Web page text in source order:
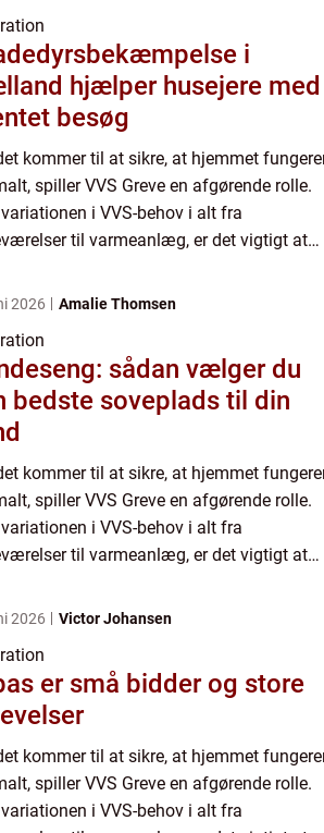
i
hjælper husejere med
besøg
kommer til at sikre, at hjemmet
spiller VVS Greve en afgørende rolle.
i VVS-behov i alt fra
til varmeanlæg, er det vigtigt at
2026 Amalie Thomsen
sådan vælger du
bedste soveplads til din
kommer til at sikre, at hjemmet
spiller VVS Greve en afgørende rolle.
i VVS-behov i alt fra
til varmeanlæg, er det vigtigt at
2026 Victor Johansen
er små bidder og store
kommer til at sikre, at hjemmet
spiller VVS Greve en afgørende rolle.
i VVS-behov i alt fra